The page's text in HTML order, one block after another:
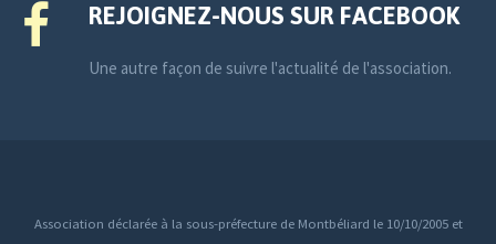
REJOIGNEZ-NOUS SUR FACEBOOK
Une autre façon de suivre l'actualité de l'association.
Association déclarée à la sous-préfecture de Montbéliard le 10/10/2005 et